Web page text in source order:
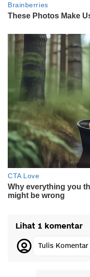
Lihat 1 komentar
Tulis Komentar